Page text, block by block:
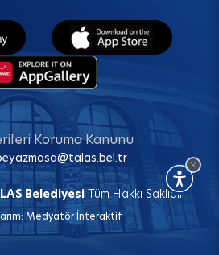
Koruma Kanunu
BelediyesiTüm Hakkı Saklıdır.
Medyatör İnteraktif